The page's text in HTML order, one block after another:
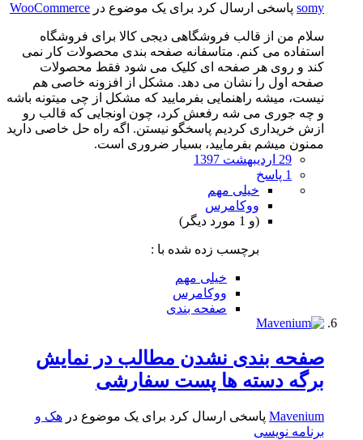
somy پاسخی ارسال کرد برای یک موضوع در WooCommerce
سلام من از قالب فروشگاهی دیجی کالا برای فروشگاه
استفاده می کنم. متاسفانه صفحه بندی محصولات کار نمی
کند و روی هر صفحه ای کلیک می شود فقط محصولات
صفحه اول را نشان می دهد. مشکل از افزونه خاصی هم
نیست، میشه راهنمایی بفرمایید که مشکل از چی میتونه باشه
و چه جوری می شه رفعش کرد، چون اونجایی که قالب رو
ازش خریداری کردیم پاسخگو نیستن. اگه راه حل خاصی دارید
ممنون میشم بفرمایید، بسیار ضروری است.
29 اردیبهشت 1397
1 پاسخ
خیلی مهم
ووکامرس
(و 1 مورد دیگر)
برچسب زده شده با :
خیلی مهم
ووکامرس
صفحه بندی
صفحه بندی نشدن مطالب در نمایش
برگه دسته ها پست سفارشی
Mavenium پاسخی ارسال کرد برای یک موضوع در هک و
برنامه نویسی